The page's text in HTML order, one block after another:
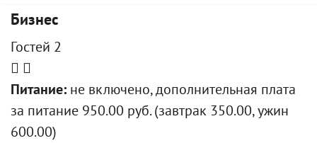
Бизнес
Гостей 2
Питание: не включено, дополнительная плата
за питание 950.00 руб. (завтрак 350.00, ужин
600.00)